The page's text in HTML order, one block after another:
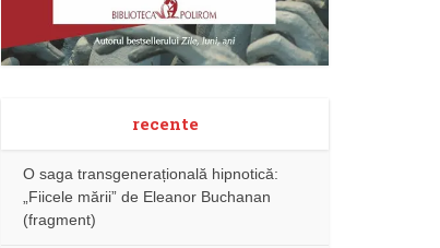
recente
O saga transgenerațională hipnotică:
„Fiicele mării” de Eleanor Buchanan
(fragment)